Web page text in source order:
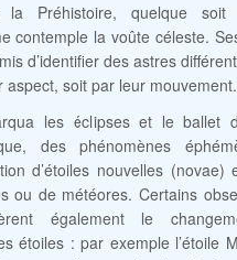
la Préhistoire, quelque soit
contemple la voûte céleste.
d’identifier des astres
aspect, soit par leur mouvement.
les éclipses et le ballet
des phénomènes
d’étoiles nouvelles
ou de météores. Certains
également le
étoiles : par exemple l’étoile